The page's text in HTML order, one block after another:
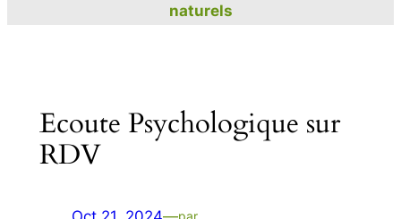
naturels
Ecoute Psychologique sur
RDV
par